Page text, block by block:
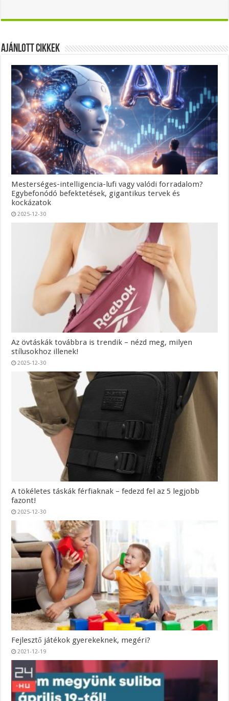
Ajánlott Cikkek
Mesterséges-intelligencia-lufi vagy valódi forradalom?
Egybefonódó befektetések, gigantikus tervek és
kockázatok
2025-12-30
Az övtáskák továbbra is trendik – nézd meg, milyen
stílusokhoz illenek!
2025-12-30
A tökéletes táskák férfiaknak – fedezd fel az 5 legjobb
fazont!
2025-12-30
Fejlesztő játékok gyerekeknek, megéri?
2021-12-19